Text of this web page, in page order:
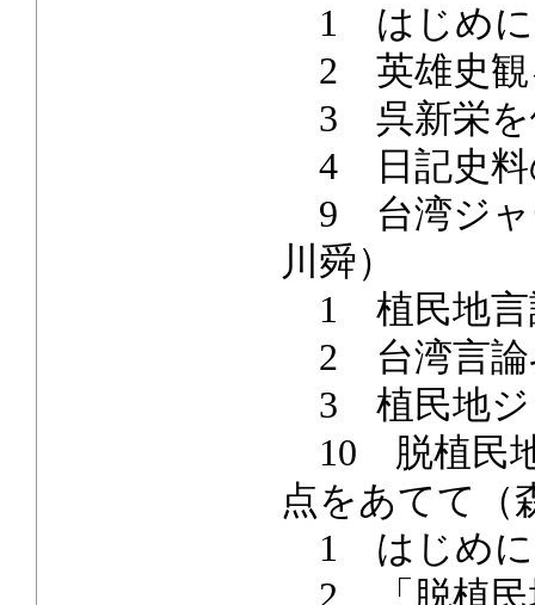
1 はじめに
2 英雄史観
3 呉新栄を
4 日記史料
9 台湾ジャ
川舜）
1 植民地言
2 台湾言論
3 植民地ジ
10 脱植民
点をあてて（
1 はじめに
2 「脱植民